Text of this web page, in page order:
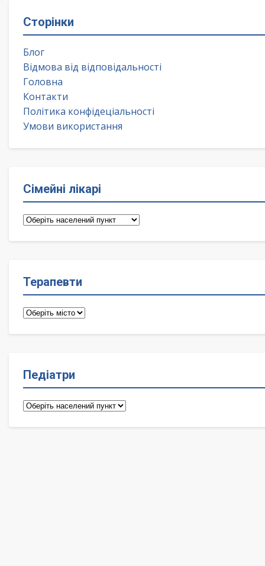
Сторінки
Блог
Відмова від відповідальності
Головна
Контакти
Політика конфідеціальності
Умови використання
Сімейні лікарі
Сімейні
Терапевти
Терапевти
Педіатри
Педіатри